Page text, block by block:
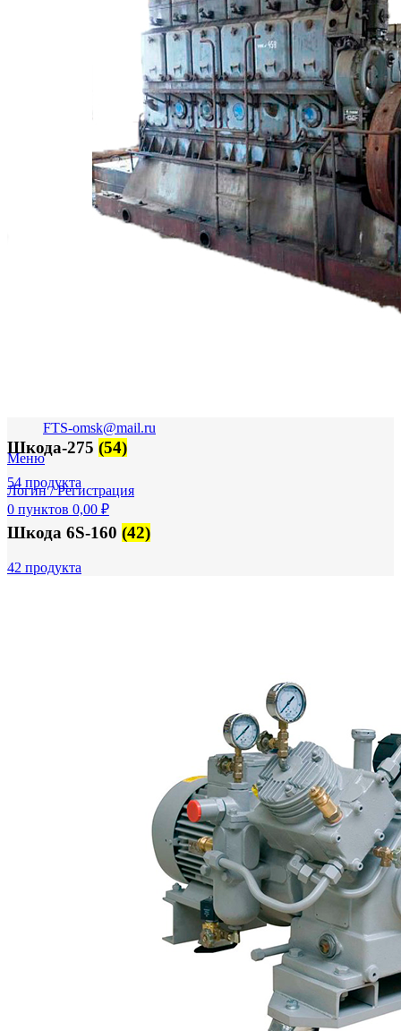
+7 (913) 672-49-54
FTS-omsk@mail.ru
Меню
Логин / Регистрация
0 пунктов 0,00 ₽
Шкода-275 (54)
54 продукта
Шкода 6S-160 (42)
42 продукта